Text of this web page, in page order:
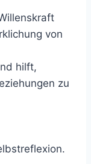
von
hilft,
zu